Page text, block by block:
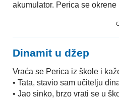
akumulator. Perica se
Dinamit u džep
Vraća se Perica iz škole i
• Tata, stavio sam učitelju
• Jao sinko, brzo vrati se u